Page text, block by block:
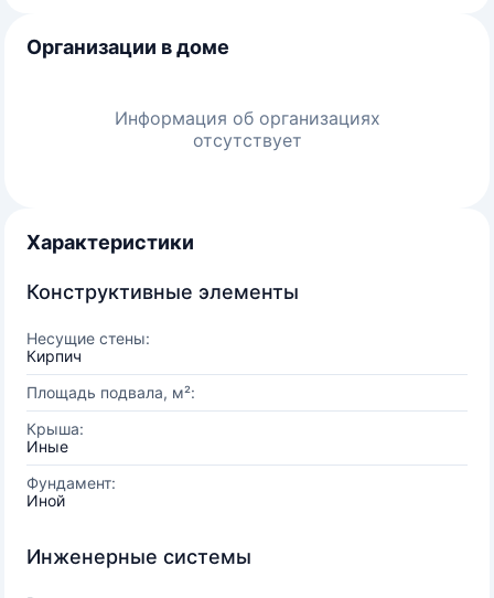
Организации в доме
Информация об организациях
отсутствует
Характеристики
Конструктивные элементы
Несущие стены:
Кирпич
Площадь подвала, м²:
Крыша:
Иные
Фундамент:
Иной
Инженерные системы